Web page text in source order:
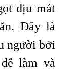
dịu mát
Đây là
người bởi
làm và